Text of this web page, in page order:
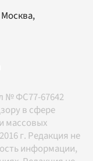
Москва,
№ ФС77-67642
в сфере
массовых
г. Редакция не
информации,